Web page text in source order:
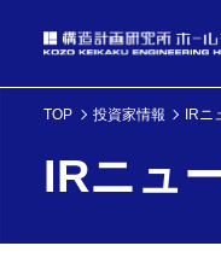
TOP 投資家情報 IRニ
IRニュ